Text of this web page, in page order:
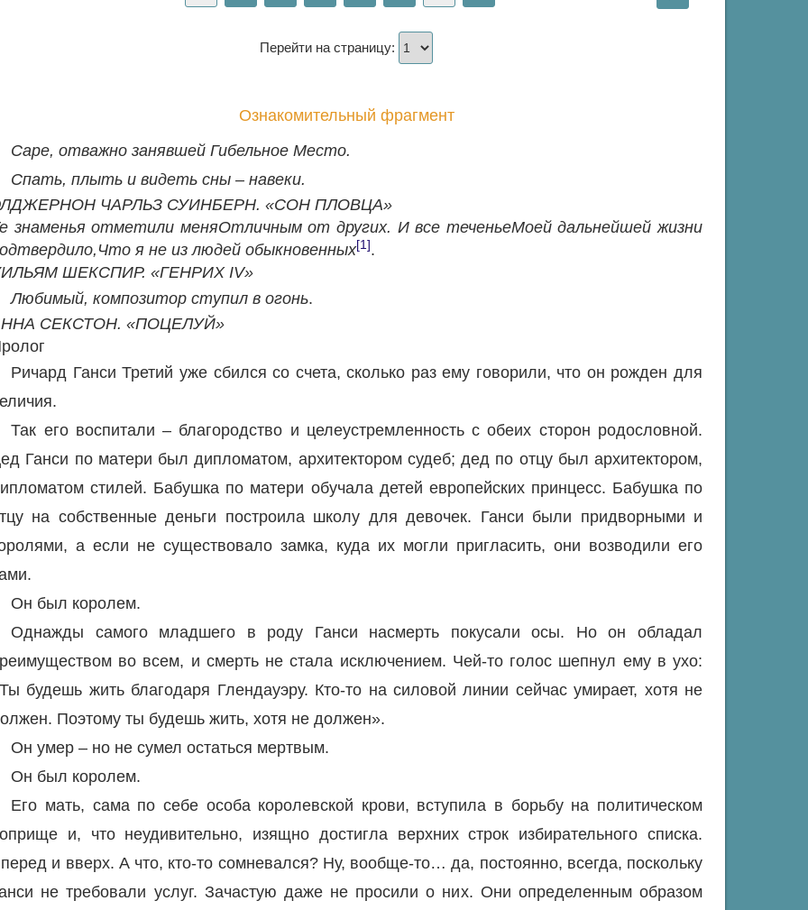
Перейти на страницу:
Ознакомительный фрагмент
Саре, отважно занявшей Гибельное Место.
Спать, плыть и видеть сны – навеки.
ЧАРЛЬЗ СУИНБЕРН. «СОН ПЛОВЦА»
знаменья отметили меняОтличным от других. И все теченьеМоей дальнейшей жизни
Что я не из людей обыкновенных[1] .
ШЕКСПИР. «ГЕНРИХ IV»
Любимый, композитор ступил в огонь.
СЕКСТОН. «ПОЦЕЛУЙ»
Ричард Ганси Третий уже сбился со счета, сколько раз ему говорили, что он рожден для
Так его воспитали – благородство и целеустремленность с обеих сторон родословной.
Ганси по матери был дипломатом, архитектором судеб; дед по отцу был архитектором,
стилей. Бабушка по матери обучала детей европейских принцесс. Бабушка по
на собственные деньги построила школу для девочек. Ганси были придворными и
а если не существовало замка, куда их могли пригласить, они возводили его
Он был королем.
Однажды самого младшего в роду Ганси насмерть покусали осы. Но он обладал
во всем, и смерть не стала исключением. Чей-то голос шепнул ему в ухо:
будешь жить благодаря Глендауэру. Кто-то на силовой линии сейчас умирает, хотя не
Поэтому ты будешь жить, хотя не должен».
Он умер – но не сумел остаться мертвым.
Он был королем.
Его мать, сама по себе особа королевской крови, вступила в борьбу на политическом
и, что неудивительно, изящно достигла верхних строк избирательного списка.
и вверх. А что, кто-то сомневался? Ну, вообще-то… да, постоянно, всегда, поскольку
не требовали услуг. Зачастую даже не просили о них. Они определенным образом